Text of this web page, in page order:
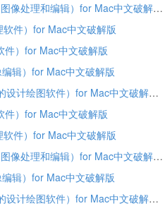
Adobe Photoshop 2021 23.1（图像处理和编辑）for Mac中文破解版
件）for Mac中文破解版
件）for Mac中文破解版
辑）for Mac中文破解版
Affinity Designer 1.10.3（专业的设计绘图软件）for Mac中文破解版
件）for Mac中文破解版
件）for Mac中文破解版
Adobe Photoshop 2021 22.5（图像处理和编辑）for Mac中文破解版
辑）for Mac中文破解版
Affinity Designer 1.10.1（专业的设计绘图软件）for Mac中文破解版